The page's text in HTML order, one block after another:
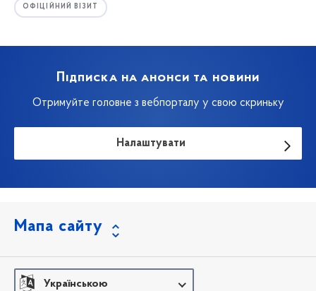
ОФІЦІЙНИЙ ВІЗИТ
Підписка на анонси та новини
Отримуйте головне з вебпорталу у свою скриньку
Налаштувати
Мапа сайту
Українською